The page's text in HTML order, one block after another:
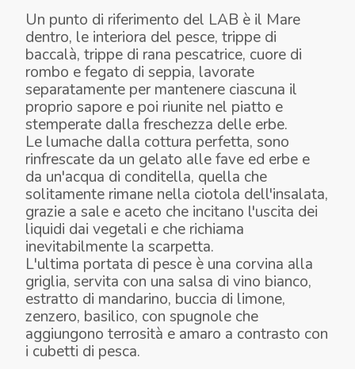
Un punto di riferimento del LAB è il Mare
dentro, le interiora del pesce, trippe di
baccalà, trippe di rana pescatrice, cuore di
rombo e fegato di seppia, lavorate
separatamente per mantenere ciascuna il
proprio sapore e poi riunite nel piatto e
stemperate dalla freschezza delle erbe.
Le lumache dalla cottura perfetta, sono
rinfrescate da un gelato alle fave ed erbe e
da un'acqua di conditella, quella che
solitamente rimane nella ciotola dell'insalata,
grazie a sale e aceto che incitano l'uscita dei
liquidi dai vegetali e che richiama
inevitabilmente la scarpetta.
L'ultima portata di pesce è una corvina alla
griglia, servita con una salsa di vino bianco,
estratto di mandarino, buccia di limone,
zenzero, basilico, con spugnole che
aggiungono terrosità e amaro a contrasto con
i cubetti di pesca.
IL MARE DENTRO
OMBRINA ALLA GRIGLIA, SALSA AL VINO BIANCO, SPUGNOLE, PESCA